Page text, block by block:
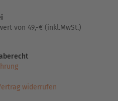
von 49,-€ (inkl.MwSt.)
widerrufen